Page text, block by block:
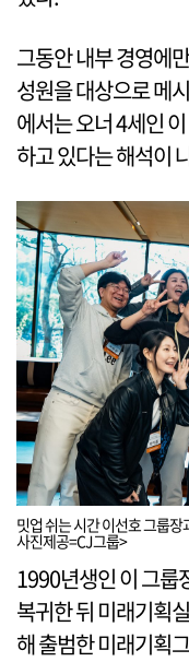
그동안 내부 경영에
성원을 대상으로 메
에서는 오너 4세인
하고 있다는 해석이
밋업 쉬는 시간 이선호 그룹
사진제공=CJ그룹>
1990년생인 이 그룹
복귀한 뒤 미래기획
해 출범한 미래기획